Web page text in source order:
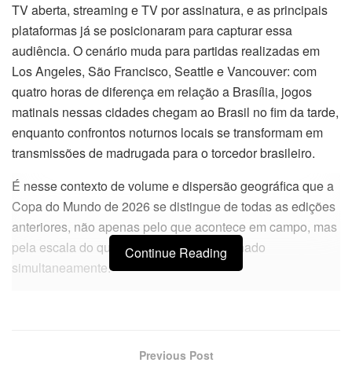
TV aberta, streaming e TV por assinatura, e as principais
plataformas já se posicionaram para capturar essa
audiência. O cenário muda para partidas realizadas em
Los Angeles, São Francisco, Seattle e Vancouver: com
quatro horas de diferença em relação a Brasília, jogos
matinais nessas cidades chegam ao Brasil no fim da tarde,
enquanto confrontos noturnos locais se transformam em
transmissões de madrugada para o torcedor brasileiro.
É nesse contexto de volume e dispersão geográfica que a
Copa do Mundo de 2026 se distingue de todas as edições
anteriores, não apenas pelo que acontece em campo, mas
pela escala do que precisa ser acompanhado
simultaneamente.
Continue Reading
Previous Post